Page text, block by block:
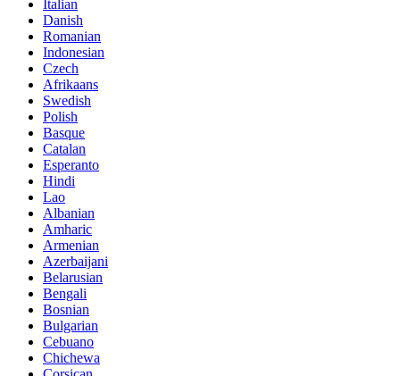
Italian
Danish
Romanian
Indonesian
Czech
Afrikaans
Swedish
Polish
Basque
Catalan
Esperanto
Hindi
Lao
Albanian
Amharic
Armenian
Azerbaijani
Belarusian
Bengali
Bosnian
Bulgarian
Cebuano
Chichewa